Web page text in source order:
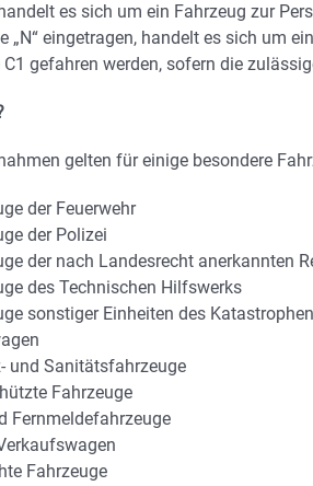
es sich um ein Fahrzeug zur
„N“ eingetragen, handelt es sich um
gefahren werden, sofern die
gelten für einige besondere
der Feuerwehr
der Polizei
der nach Landesrecht anerkannten
des Technischen Hilfswerks
sonstiger Einheiten des
und Sanitätsfahrzeuge
Fahrzeuge
Fernmeldefahrzeuge
Fahrzeuge